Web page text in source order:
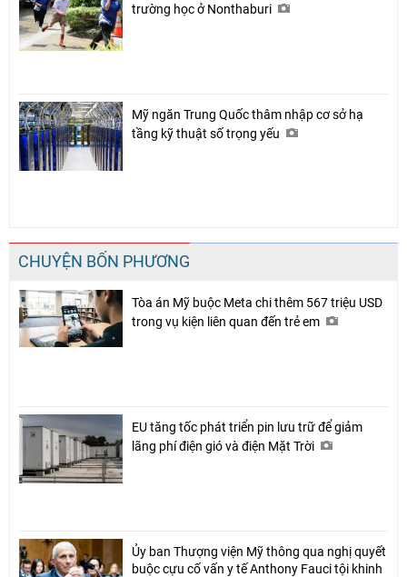
trường học ở Nonthaburi
Mỹ ngăn Trung Quốc thâm nhập cơ sở hạ
tầng kỹ thuật số trọng yếu
CHUYỆN BỐN PHƯƠNG
Tòa án Mỹ buộc Meta chi thêm 567 triệu USD
trong vụ kiện liên quan đến trẻ em
EU tăng tốc phát triển pin lưu trữ để giảm
lãng phí điện gió và điện Mặt Trời
Ủy ban Thượng viện Mỹ thông qua nghị quyết
buộc cựu cố vấn y tế Anthony Fauci tội khinh